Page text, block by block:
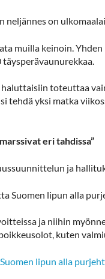
on
muilla keinoin.
toteuttaa
tehdä yksi matka
eri tahdissa”
ja
Suomen lipun alla
ja niihin
kuten
lipun alla